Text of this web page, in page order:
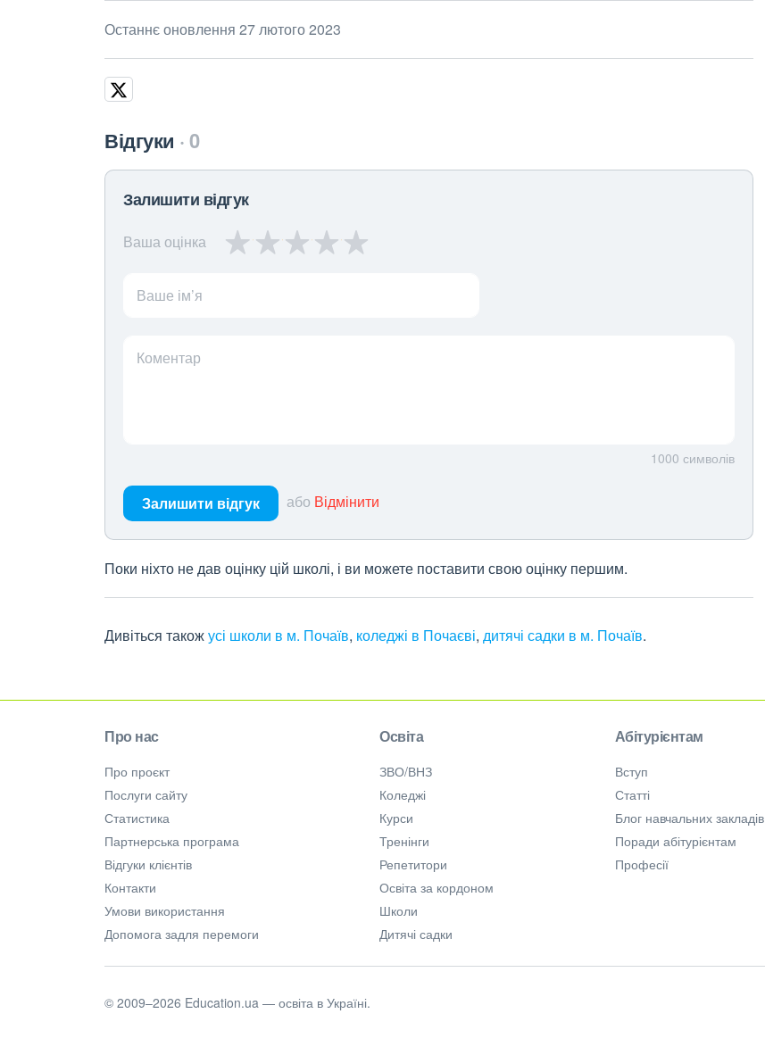
Останнє оновлення 27 лютого 2023
Відгуки 0
Залишити відгук
Ваша оцінка
Ваше ім’я
Коментар
1000 символів
Залишити відгук або Відмінити
Поки ніхто не дав оцінку цій школі, і ви можете поставити свою оцінку першим.
Дивіться такожусі школи в м. Почаїв, коледжі в Почаєві, дитячі садки в м. Почаїв.
Про нас
Про проєкт
Послуги сайту
Статистика
Партнерська програма
Відгуки клієнтів
Контакти
Умови використання
Допомога задля перемоги
Освіта
ЗВО/ВНЗ
Коледжі
Курси
Тренінги
Репетитори
Освіта за кордоном
Школи
Дитячі садки
Абітурієнтам
Вступ
Статті
Блог навчальних закладів
Поради абітурієнтам
Професії
© 2009–2026 Education.ua — освіта в Україні.